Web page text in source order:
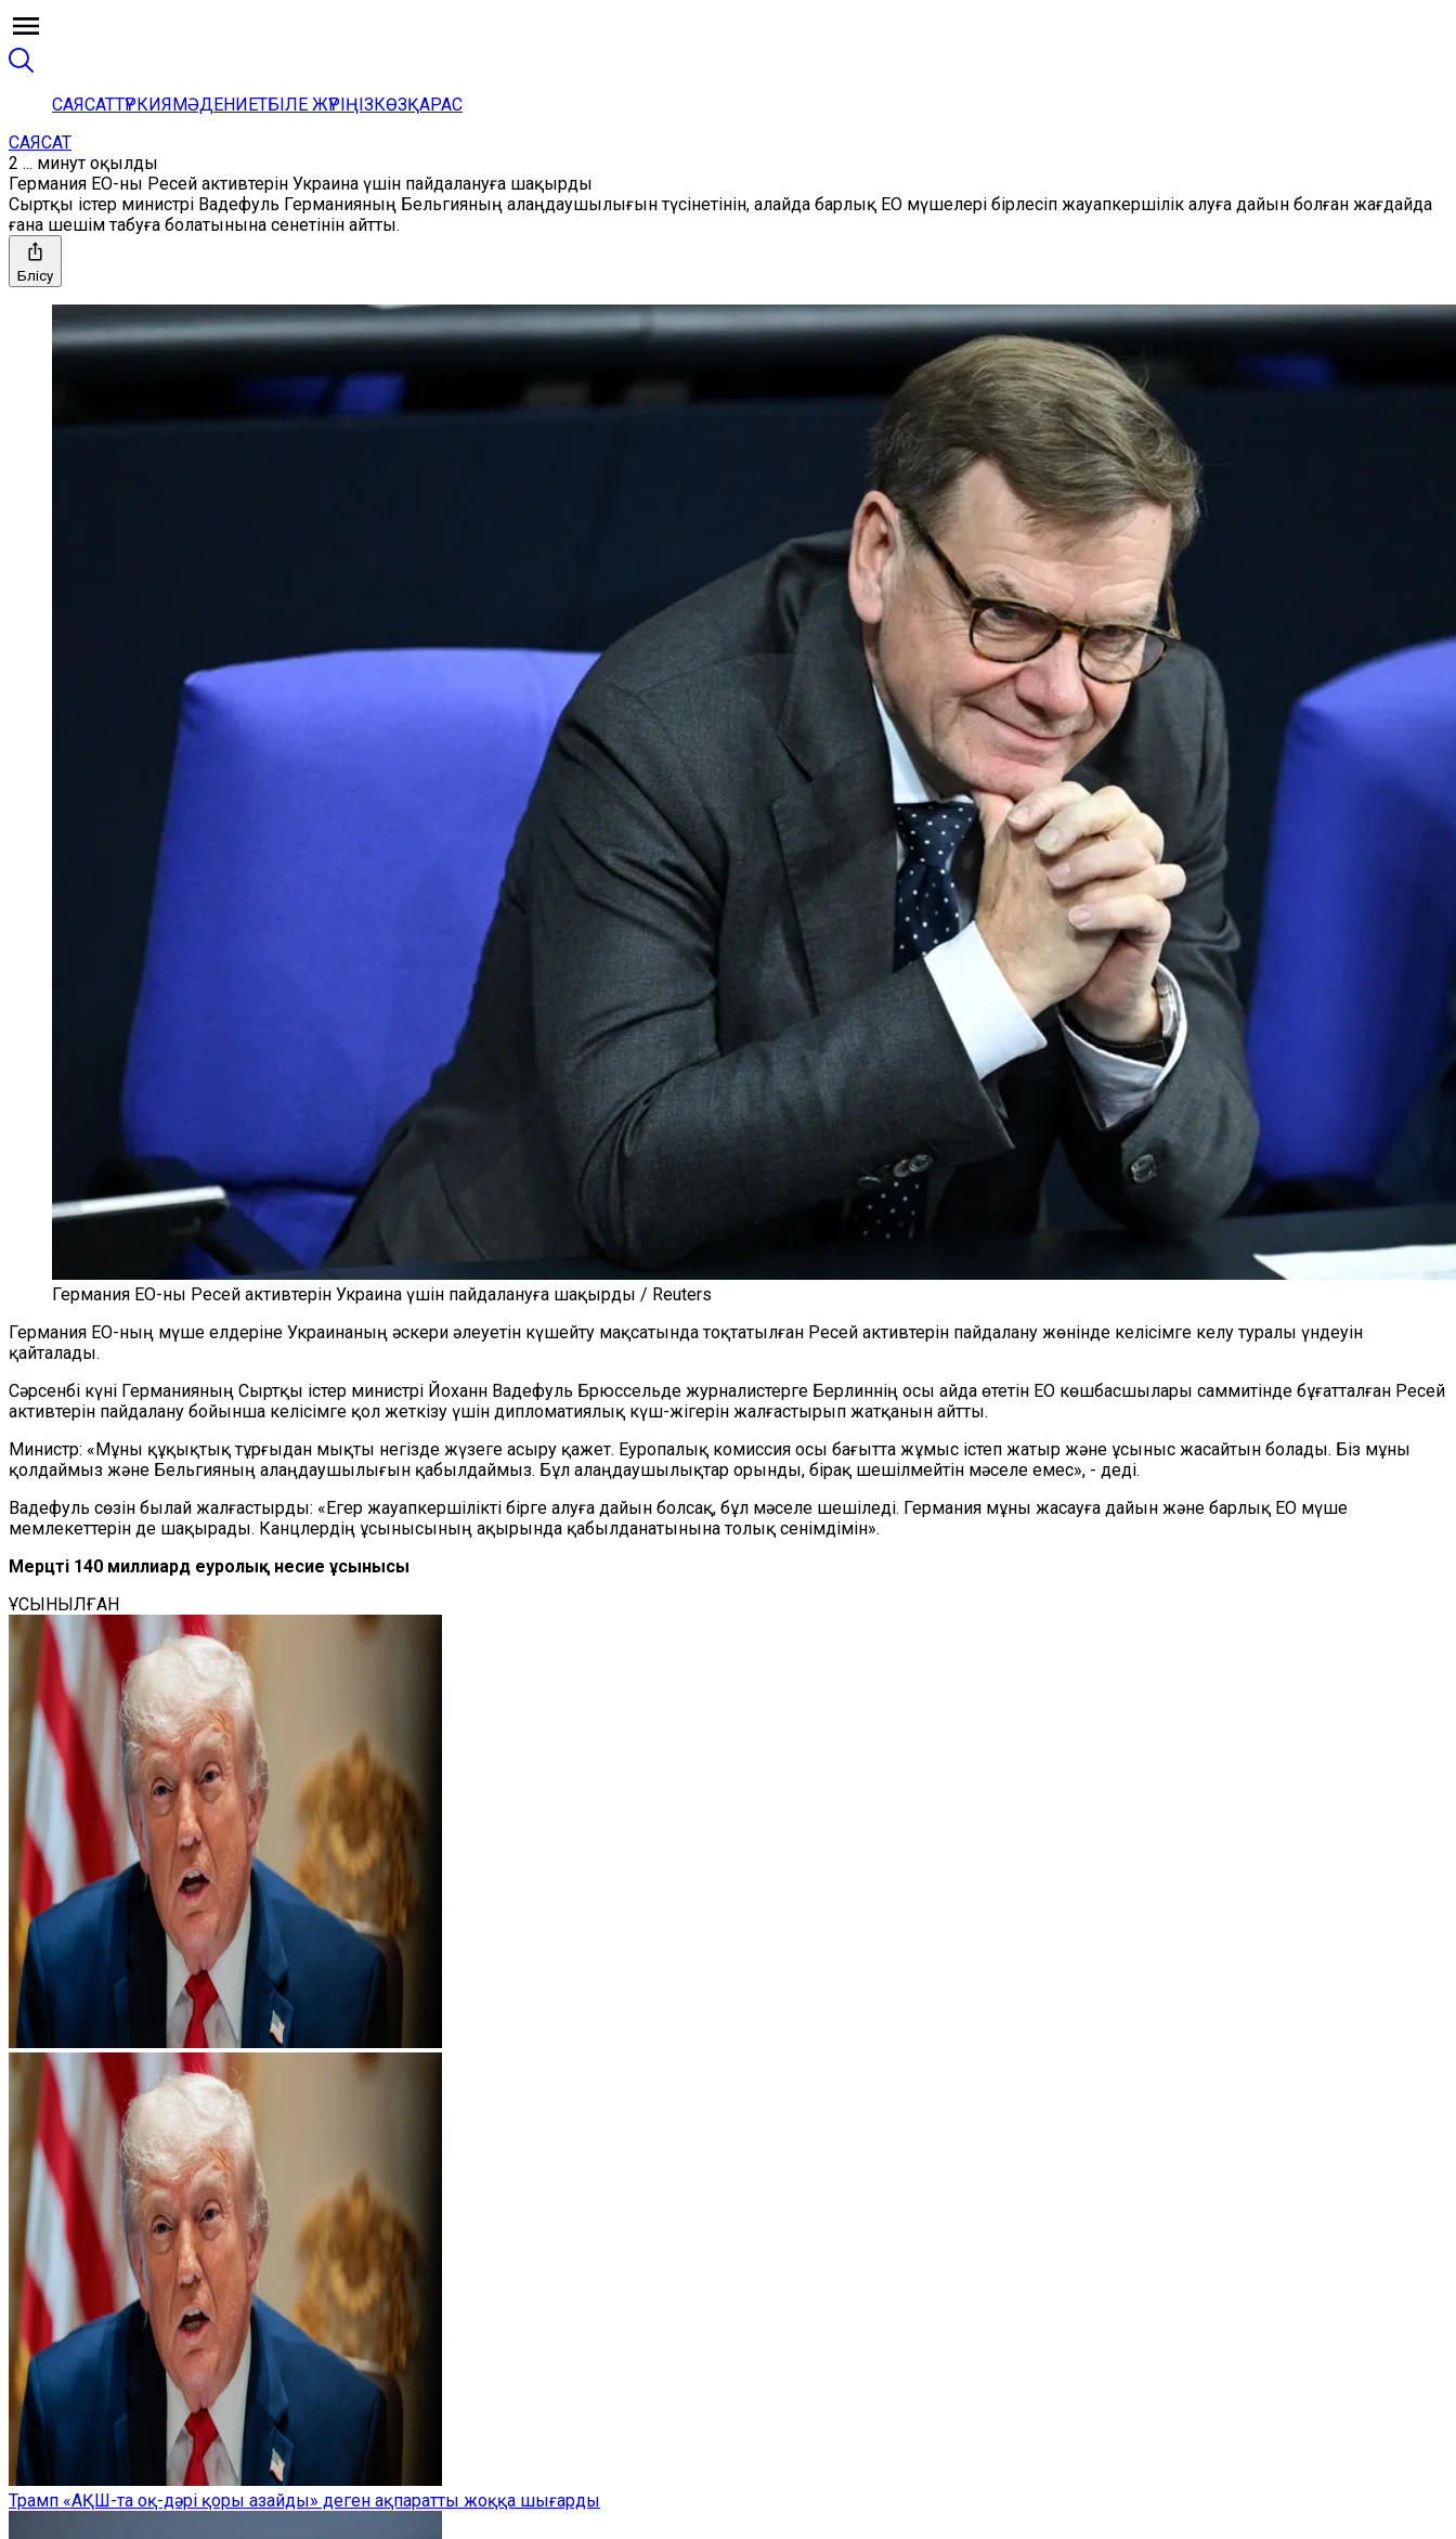
САЯСАТТҮРКИЯМӘДЕНИЕТБІЛЕ ЖҮРІҢІЗКӨЗҚАРАС
САЯСАТ
2 ... минут оқылды
Германия ЕО-ны Ресей активтерін Украина үшін пайдалануға шақырды
Сыртқы істер министрі Вадефуль Германияның Бельгияның алаңдаушылығын түсінетінін, алайда барлық ЕО мүшелері бірлесіп жауапкершілік алуға дайын болған жағдайда
ғана шешім табуға болатынына сенетінін айтты.
Бөлісу
Германия ЕО-ны Ресей активтерін Украина үшін пайдалануға шақырды / Reuters
Германия ЕО-ның мүше елдеріне Украинаның әскери әлеуетін күшейту мақсатында тоқтатылған Ресей активтерін пайдалану жөнінде келісімге келу туралы үндеуін
қайталады.
Сәрсенбі күні Германияның Сыртқы істер министрі Йоханн Вадефуль Брюссельде журналистерге Берлиннің осы айда өтетін ЕО көшбасшылары саммитінде бұғатталған Ресей
активтерін пайдалану бойынша келісімге қол жеткізу үшін дипломатиялық күш-жігерін жалғастырып жатқанын айтты.
Министр: «Мұны құқықтық тұрғыдан мықты негізде жүзеге асыру қажет. Еуропалық комиссия осы бағытта жұмыс істеп жатыр және ұсыныс жасайтын болады. Біз мұны
қолдаймыз және Бельгияның алаңдаушылығын қабылдаймыз. Бұл алаңдаушылықтар орынды, бірақ шешілмейтін мәселе емес», - деді.
Вадефуль сөзін былай жалғастырды: «Егер жауапкершілікті бірге алуға дайын болсақ, бұл мәселе шешіледі. Германия мұны жасауға дайын және барлық ЕО мүше
мемлекеттерін де шақырады. Канцлердің ұсынысының ақырында қабылданатынына толық сенімдімін».
Мерцтің 140 миллиард еуролық несие ұсынысы
ҰСЫНЫЛҒАН
Трамп «АҚШ-та оқ-дәрі қоры азайды» деген ақпаратты жоққа шығарды